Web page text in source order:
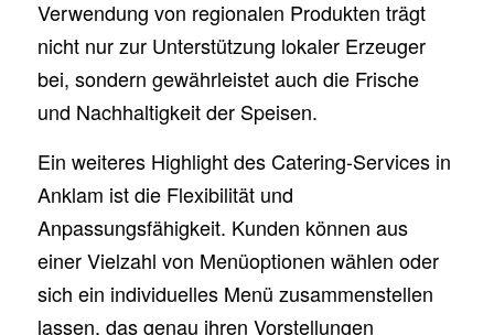
Verwendung von regionalen Produkten trägt
nicht nur zur Unterstützung lokaler Erzeuger
bei, sondern gewährleistet auch die Frische
und Nachhaltigkeit der Speisen.
Ein weiteres Highlight des Catering-Services in
Anklam ist die Flexibilität und
Anpassungsfähigkeit. Kunden können aus
einer Vielzahl von Menüoptionen wählen oder
sich ein individuelles Menü zusammenstellen
lassen, das genau ihren Vorstellungen